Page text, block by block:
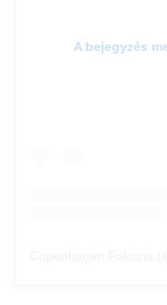
A bejegyzés